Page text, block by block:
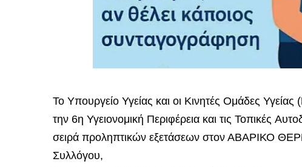
Το Υπουργείο Υγείας και οι Κινητές Ομάδες
την 6η Υγειονομική Περιφέρεια και τις Τοπικές
σειρά προληπτικών εξετάσεων στον ΑΒΑΡΙΚΟ
Συλλόγου,